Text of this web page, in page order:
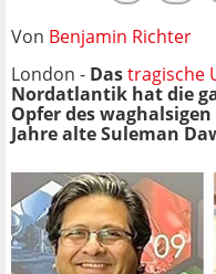
Von Benjamin Richter
London - Dastragische
Nordatlantik hat die
Opfer des
Jahre alte Suleman